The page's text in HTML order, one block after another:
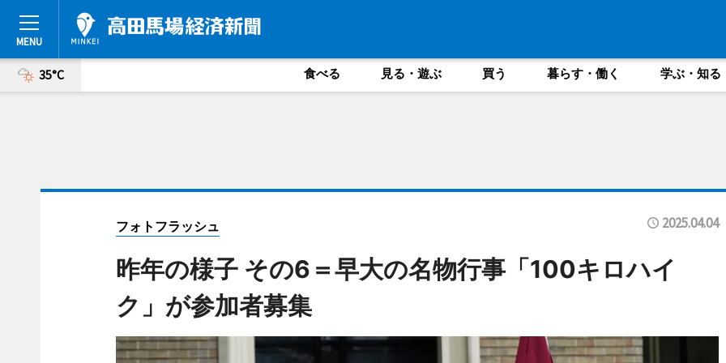
35°C 食べる 見る・遊ぶ 買う 暮らす・働く 学ぶ・知る
フォトフラッシュ 2025.04.04
昨年の様子 その6＝早大の名物行事「100キロハイ
ク」が参加者募集